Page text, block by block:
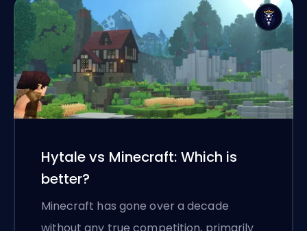
Hytale vs Minecraft: Which is
better?
Minecraft has gone over a decade
without any true competition, primarily